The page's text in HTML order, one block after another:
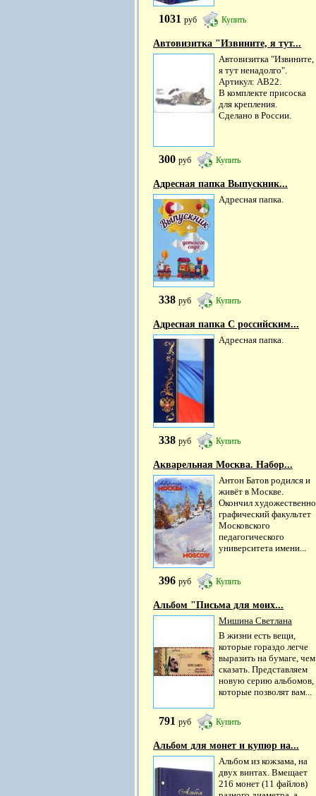
1031 руб Купить
Автовизитка "Извините, я тут...
Автовизитка "Извините,
я тут ненадолго".
Артикул: АВ22.
В комплекте присоска
для крепления.
Сделано в России.
300 руб Купить
Адресная папка Выпускник...
Адресная папка.
338 руб Купить
Адресная папка С российским...
Адресная папка.
338 руб Купить
Акварельная Москва. Набор...
Антон Батов родился и
живёт в Москве.
Окончил
графический факультет
Московского
педагогического
университета имени...
396 руб Купить
Альбом "Письма для моих...
Мишина Светлана
В жизни есть вещи,
которые гораздо легче
выразить на бумаге, чем
сказать. Представляем
новую серию альбомов,
которые позволят вам...
791 руб Купить
Альбом для монет и купюр на...
Альбом из кожзама, на
двух винтах. Вмещает
216 монет (11 файлов)